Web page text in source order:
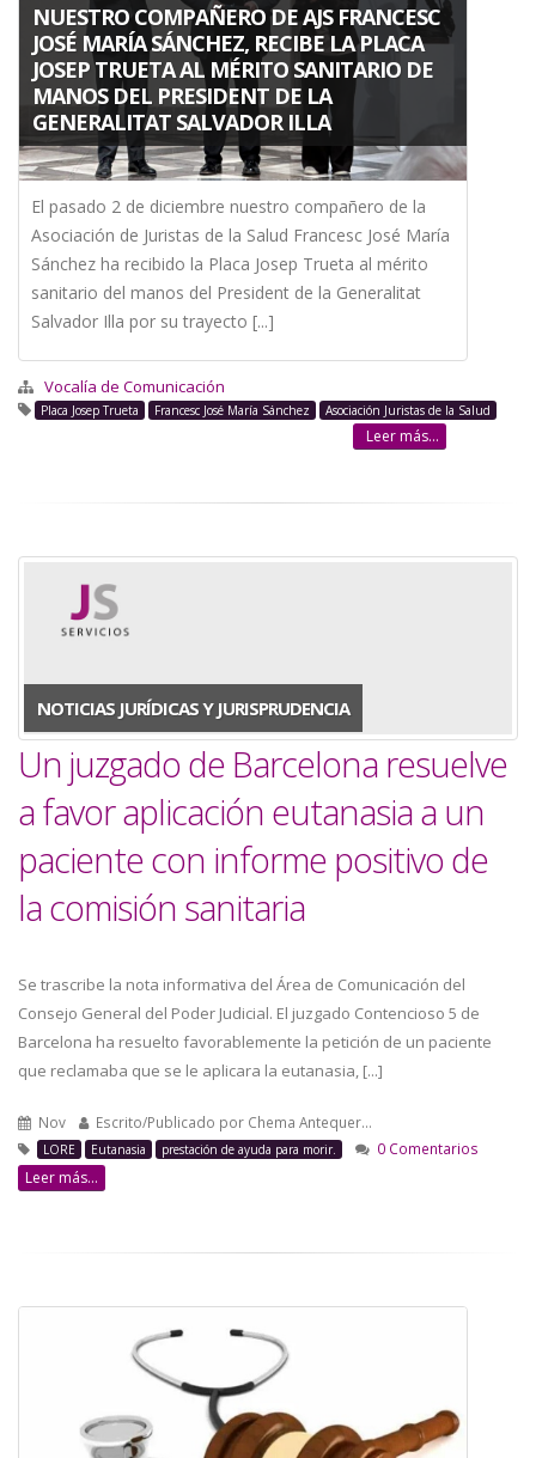
NUESTRO COMPAÑERO DE AJS FRANCESC
JOSÉ MARÍA SÁNCHEZ, RECIBE LA PLACA
JOSEP TRUETA AL MÉRITO SANITARIO DE
MANOS DEL PRESIDENT DE LA
GENERALITAT SALVADOR ILLA
El pasado 2 de diciembre nuestro compañero de la
Asociación de Juristas de la Salud Francesc José María
Sánchez ha recibido la Placa Josep Trueta al mérito
sanitario del manos del President de la Generalitat
Salvador Illa por su trayecto [...]
Vocalía de Comunicación
Placa Josep Trueta Francesc José María Sánchez Asociación Juristas de la Salud
Leer más...
NOTICIAS JURÍDICAS Y JURISPRUDENCIA
Un juzgado de Barcelona resuelve
a favor aplicación eutanasia a un
paciente con informe positivo de
la comisión sanitaria
Se trascribe la nota informativa del Área de Comunicación del
Consejo General del Poder Judicial. El juzgado Contencioso 5 de
Barcelona ha resuelto favorablemente la petición de un paciente
que reclamaba que se le aplicara la eutanasia, [...]
Nov Escrito/Publicado por Chema Antequer…
LORE Eutanasia prestación de ayuda para morir. 0 Comentarios
Leer más...